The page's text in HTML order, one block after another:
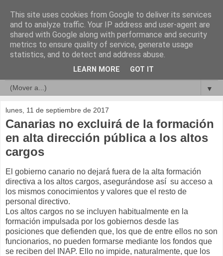
Compromisos de Calidad
▼
lunes, 11 de septiembre de 2017
Canarias no excluirá de la formación
en alta dirección pública a los altos
cargos
El gobierno canario no dejará fuera de la alta formación
directiva a los altos cargos, asegurándose así su acceso a
los mismos conocimientos y valores que el resto de
personal directivo.
Los altos cargos no se incluyen habitualmente en la
formación impulsada por los gobiernos desde las
posiciones que defienden que, los que de entre ellos no son
funcionarios, no pueden formarse mediante los fondos que
se reciben del INAP. Ello no impide, naturalmente, que los
This site uses cookies from Google to deliver its services
and to analyze traffic. Your IP address and user-agent are
shared with Google along with performance and security
metrics to ensure quality of service, generate usage
statistics, and to detect and address abuse.
LEARN MORE GOT IT